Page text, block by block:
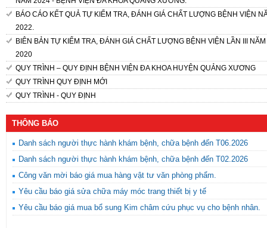
BÁO CÁO KẾT QUẢ TỰ KIỂM TRA, ĐÁNH GIÁ CHẤT LƯỢNG BỆNH VIỆN
2022.
BIÊN BẢN TỰ KIỂM TRA, ĐÁNH GIÁ CHẤT LƯỢNG BỆNH VIỆN LẦN III NĂM
2020
QUY TRÌNH – QUY ĐỊNH BỆNH VIỆN ĐA KHOA HUYỆN QUẢNG XƯƠNG
QUY TRÌNH QUY ĐỊNH MỚI
QUY TRÌNH - QUY ĐỊNH
THÔNG BÁO
Danh sách người thực hành khám bệnh, chữa bệnh đến T06.2026
Danh sách người thực hành khám bệnh, chữa bệnh đến T02.2026
Công văn mời báo giá mua hàng vật tư văn phòng phẩm.
Yêu cầu báo giá sửa chữa máy móc trang thiết bị y tế
Yêu cầu báo giá mua bổ sung Kim châm cứu phục vụ cho bệnh nhân.